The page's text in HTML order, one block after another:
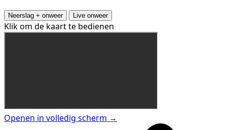
Neerslag + onweer Live onweer
Klik om de kaart te bedienen
Openen in volledig scherm →